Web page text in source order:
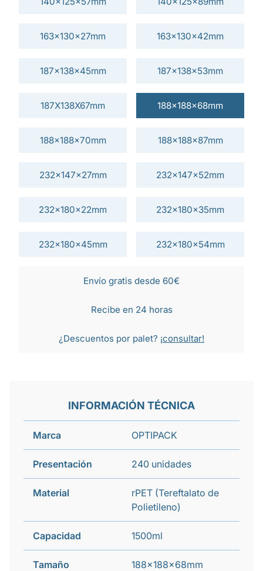
163x130x27mm 163x130x42mm
187x138x45mm 187x138x53mm
187X138X67mm 188x188x68mm
188x188x70mm 188x188x87mm
232x147x27mm 232x147x52mm
232x180x22mm 232x180x35mm
232x180x45mm 232x180x54mm
Envío gratis desde 60€
Recibe en 24 horas
¿Descuentos por palet? ¡consultar!
INFORMACIÓN TÉCNICA
Marca OPTIPACK
Presentación 240 unidades
Material
rPET (Tereftalato de
Polietileno)
Capacidad 1500ml
Tamaño 188x188x68mm